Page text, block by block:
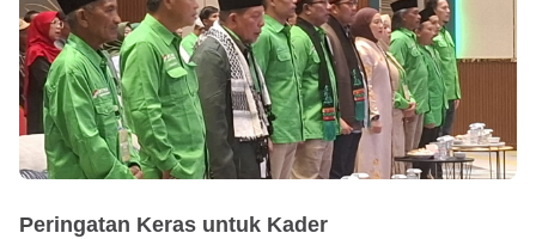
Peringatan Keras untuk Kader